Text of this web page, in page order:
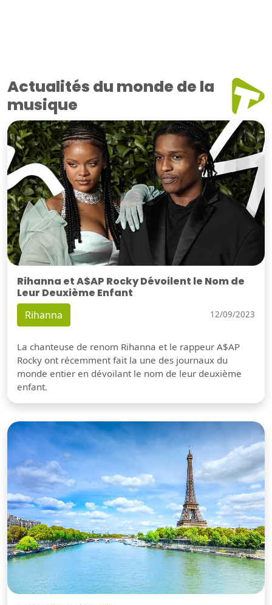
Actualités du monde de la
musique
Rihanna et A$AP Rocky Dévoilent le Nom de
Leur Deuxième Enfant
Rihanna 12/09/2023
La chanteuse de renom Rihanna et le rappeur A$AP
Rocky ont récemment fait la une des journaux du
monde entier en dévoilant le nom de leur deuxième
enfant.